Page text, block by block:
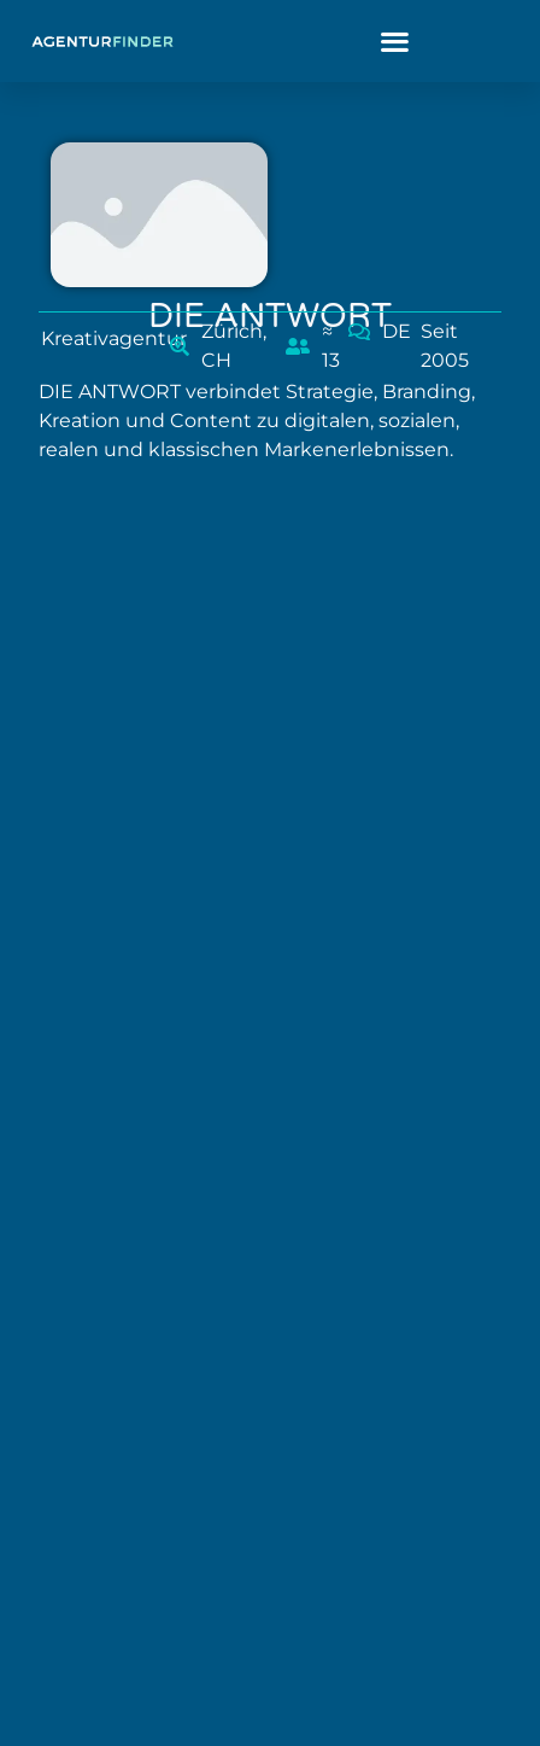
DIE ANTWORT
Kreativagentur
Zürich,
CH
≈
13
DE Seit
2005
DIE ANTWORT verbindet Strategie, Branding,
Kreation und Content zu digitalen, sozialen,
realen und klassischen Markenerlebnissen.